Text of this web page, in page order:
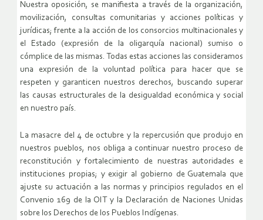
Nuestra oposición, se manifiesta a través de la organización,
movilización, consultas comunitarias y acciones políticas y
jurídicas; frente a la acción de los consorcios multinacionales y
el Estado (expresión de la oligarquía nacional) sumiso o
cómplice de las mismas. Todas estas acciones las consideramos
una expresión de la voluntad política para hacer que se
respeten y garanticen nuestros derechos, buscando superar
las causas estructurales de la desigualdad económica y social
en nuestro país.
La masacre del 4 de octubre y la repercusión que produjo en
nuestros pueblos, nos obliga a continuar nuestro proceso de
reconstitución y fortalecimiento de nuestras autoridades e
instituciones propias; y exigir al gobierno de Guatemala que
ajuste su actuación a las normas y principios regulados en el
Convenio 169 de la OIT y la Declaración de Naciones Unidas
sobre los Derechos de los Pueblos Indígenas.